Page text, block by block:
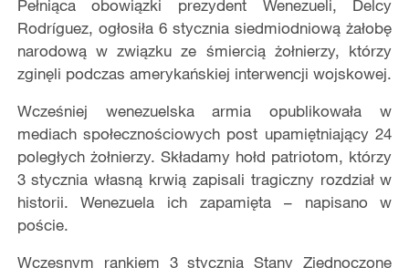
Pełniąca obowiązki prezydent Wenezueli, Delcy
Rodríguez, ogłosiła 6 stycznia siedmiodniową żałobę
narodową w związku ze śmiercią żołnierzy, którzy
zginęli podczas amerykańskiej interwencji wojskowej.
Wcześniej wenezuelska armia opublikowała w
mediach społecznościowych post upamiętniający 24
poległych żołnierzy. Składamy hołd patriotom, którzy
3 stycznia własną krwią zapisali tragiczny rozdział w
historii. Wenezuela ich zapamięta – napisano w
poście.
Wczesnym rankiem 3 stycznia Stany Zjednoczone